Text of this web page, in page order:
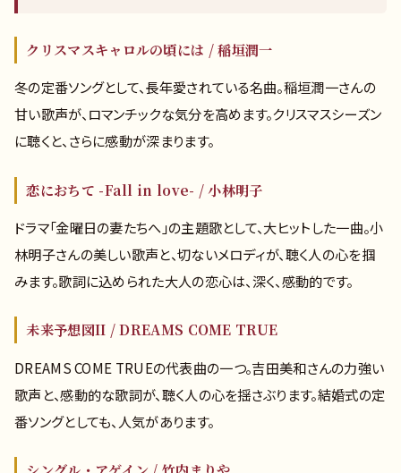
クリスマスキャロルの頃には / 稲垣潤一
冬の定番ソングとして、長年愛されている名曲。稲垣潤一さんの
甘い歌声が、ロマンチックな気分を高めます。クリスマスシーズン
に聴くと、さらに感動が深まります。
恋におちて -Fall in love- / 小林明子
ドラマ「金曜日の妻たちへ」の主題歌として、大ヒットした一曲。小
林明子さんの美しい歌声と、切ないメロディが、聴く人の心を掴
みます。歌詞に込められた大人の恋心は、深く、感動的です。
未来予想図II / DREAMS COME TRUE
DREAMS COME TRUEの代表曲の一つ。吉田美和さんの力強い
歌声と、感動的な歌詞が、聴く人の心を揺さぶります。結婚式の定
番ソングとしても、人気があります。